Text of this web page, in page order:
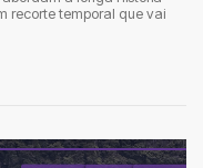
recorte temporal que vai